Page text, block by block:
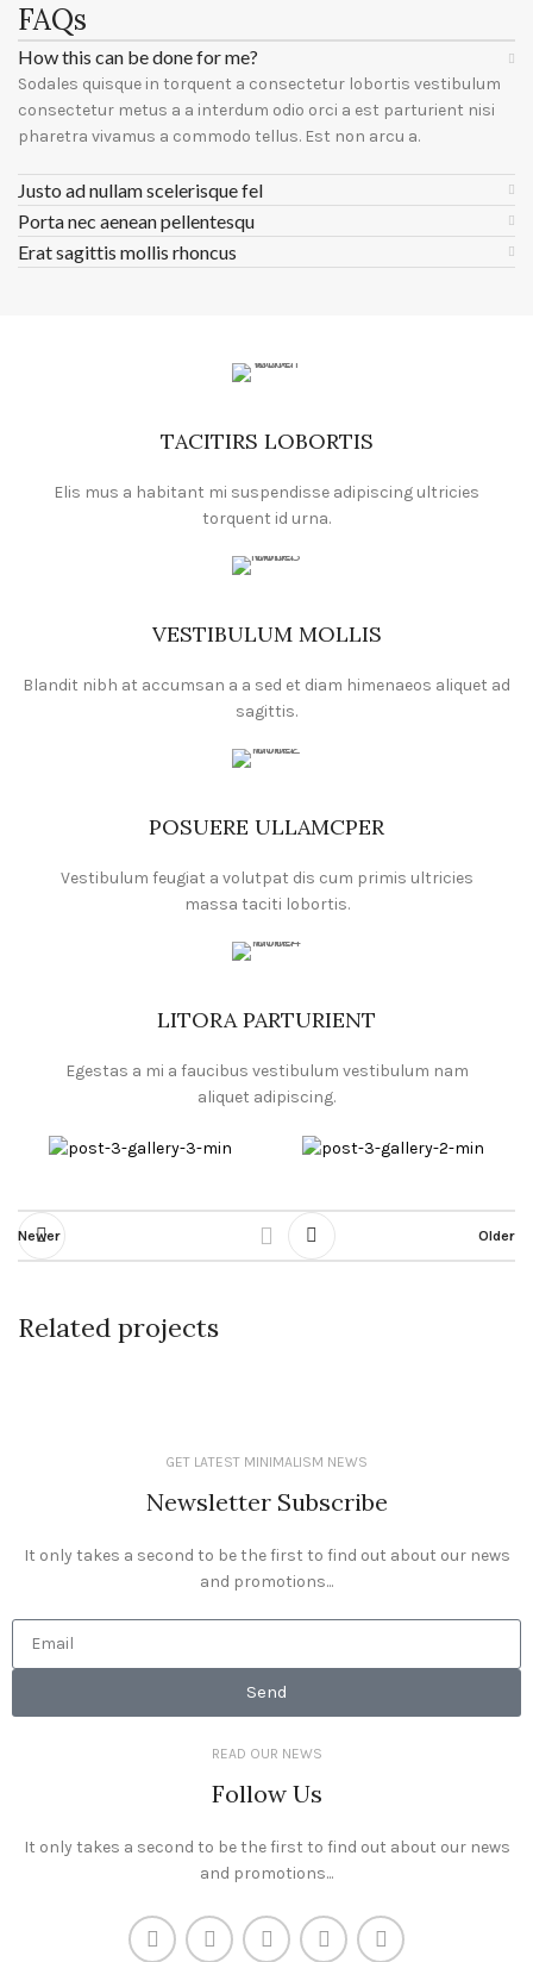
FAQs
How this can be done for me?
Sodales quisque in torquent a consectetur lobortis vestibulum
consectetur metus a a interdum odio orci a est parturient nisi
pharetra vivamus a commodo tellus. Est non arcu a.
Justo ad nullam scelerisque fel
Porta nec aenean pellentesqu
Erat sagittis mollis rhoncus
TACITIRS LOBORTIS
Elis mus a habitant mi suspendisse adipiscing ultricies
torquent id urna.
VESTIBULUM MOLLIS
Blandit nibh at accumsan a a sed et diam himenaeos aliquet ad
sagittis.
POSUERE ULLAMCPER
Vestibulum feugiat a volutpat dis cum primis ultricies
massa taciti lobortis.
LITORA PARTURIENT
Egestas a mi a faucibus vestibulum vestibulum nam
aliquet adipiscing.
Newer Older
Related projects
GET LATEST MINIMALISM NEWS
Newsletter Subscribe
It only takes a second to be the first to find out about our news
and promotions...
Send
READ OUR NEWS
Follow Us
It only takes a second to be the first to find out about our news
and promotions...